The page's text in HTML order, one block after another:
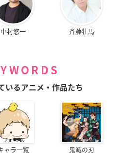
中村悠一 斉藤壮馬
いるアニメ・作品たち
ャラ一覧 鬼滅の刃